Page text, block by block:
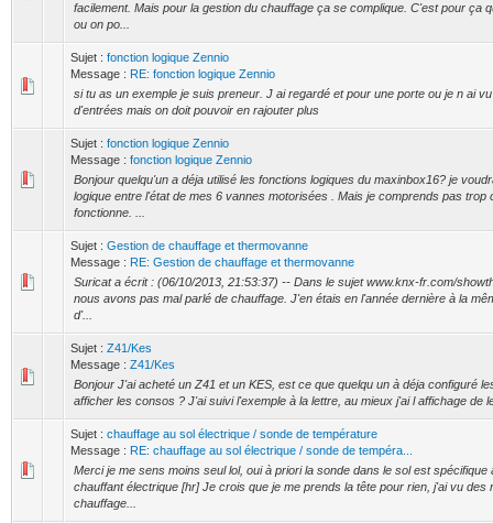
facilement. Mais pour la gestion du chauffage ça se complique. C'est pour ça
ou on po...
Sujet : fonction logique Zennio
Message : RE: fonction logique Zennio
si tu as un exemple je suis preneur. J ai regardé et pour une porte ou je n ai
d'entrées mais on doit pouvoir en rajouter plus
Sujet : fonction logique Zennio
Message : fonction logique Zennio
Bonjour quelqu'un a déja utilisé les fonctions logiques du maxinbox16? je
logique entre l'état de mes 6 vannes motorisées . Mais je comprends pas trop
fonctionne. ...
Sujet : Gestion de chauffage et thermovanne
Message : RE: Gestion de chauffage et thermovanne
Suricat a écrit : (06/10/2013, 21:53:37) -- Dans le sujet www.knx-fr.com/
nous avons pas mal parlé de chauffage. J'en étais en l'année dernière à la
d'...
Sujet : Z41/Kes
Message : Z41/Kes
Bonjour J'ai acheté un Z41 et un KES, est ce que quelqu un à déja configuré
afficher les consos ? J'ai suivi l'exemple à la lettre, au mieux j'ai l affichage de
Sujet : chauffage au sol électrique / sonde de température
Message : RE: chauffage au sol électrique / sonde de tempéra...
Merci je me sens moins seul lol, oui à priori la sonde dans le sol est spécifique
chauffant électrique [hr] Je crois que je me prends la tête pour rien, j'ai vu des
chauffage...